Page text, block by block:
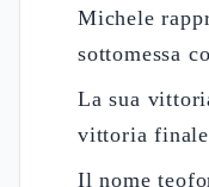
Michele
sottomessa
La sua
vittoria
Il nome